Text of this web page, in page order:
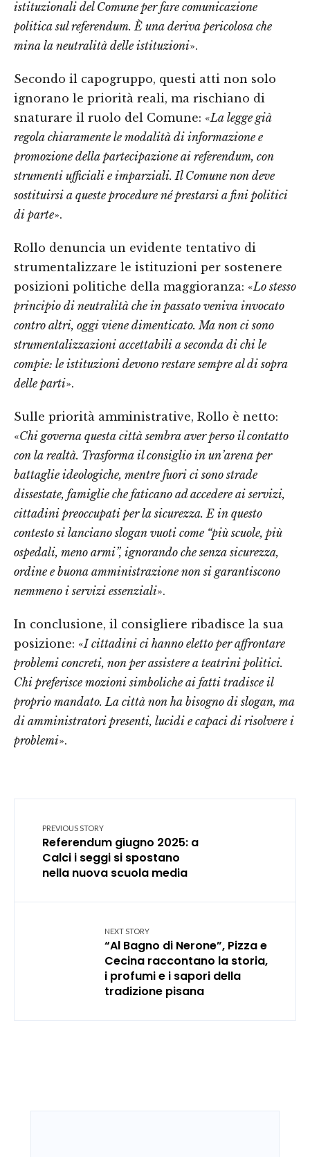
istituzionali del Comune per fare comunicazione
politica sul referendum. È una deriva pericolosa che
mina la neutralità delle istituzioni».
Secondo il capogruppo, questi atti non solo
ignorano le priorità reali, ma rischiano di
snaturare il ruolo del Comune: «La legge già
regola chiaramente le modalità di informazione e
promozione della partecipazione ai referendum, con
strumenti ufficiali e imparziali. Il Comune non deve
sostituirsi a queste procedure né prestarsi a fini politici
di parte».
Rollo denuncia un evidente tentativo di
strumentalizzare le istituzioni per sostenere
posizioni politiche della maggioranza: «Lo stesso
principio di neutralità che in passato veniva invocato
contro altri, oggi viene dimenticato. Ma non ci sono
strumentalizzazioni accettabili a seconda di chi le
compie: le istituzioni devono restare sempre al di sopra
delle parti».
Sulle priorità amministrative, Rollo è netto:
«Chi governa questa città sembra aver perso il contatto
con la realtà. Trasforma il consiglio in un’arena per
battaglie ideologiche, mentre fuori ci sono strade
dissestate, famiglie che faticano ad accedere ai servizi,
cittadini preoccupati per la sicurezza. E in questo
contesto si lanciano slogan vuoti come “più scuole, più
ospedali, meno armi”, ignorando che senza sicurezza,
ordine e buona amministrazione non si garantiscono
nemmeno i servizi essenziali».
In conclusione, il consigliere ribadisce la sua
posizione: «I cittadini ci hanno eletto per affrontare
problemi concreti, non per assistere a teatrini politici.
Chi preferisce mozioni simboliche ai fatti tradisce il
proprio mandato. La città non ha bisogno di slogan, ma
di amministratori presenti, lucidi e capaci di risolvere i
problemi».
PREVIOUS STORY
Referendum giugno 2025: a
Calci i seggi si spostano
nella nuova scuola media
NEXT STORY
“Al Bagno di Nerone”, Pizza e
Cecina raccontano la storia,
i profumi e i sapori della
tradizione pisana